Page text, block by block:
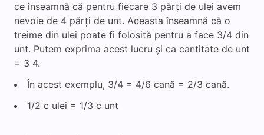
ce înseamnă că pentru fiecare 3 părți de ulei avem
nevoie de 4 părți de unt. Aceasta înseamnă că o
treime din ulei poate fi folosită pentru a face 3/4 din
unt. Putem exprima acest lucru și ca cantitate de unt
= 3 4.
În acest exemplu, 3/4 = 4/6 cană = 2/3 cană.
1/2 c ulei = 1/3 c unt